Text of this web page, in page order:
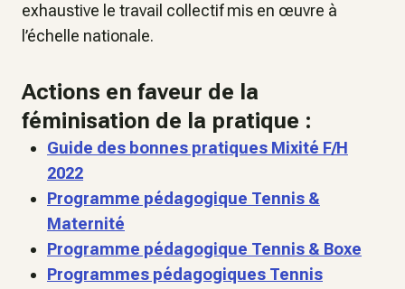
exhaustive le travail collectif mis en œuvre à
l’échelle nationale.
Actions en faveur de la
féminisation de la pratique :
Guide des bonnes pratiques Mixité F/H
2022
Programme pédagogique Tennis &
Maternité
Programme pédagogique Tennis & Boxe
Programmes pédagogiques Tennis